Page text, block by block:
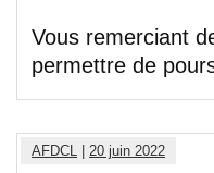
Vous remerciant
permettre de
AFDCL 20 juin 2022